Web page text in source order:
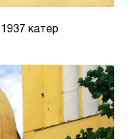
катер